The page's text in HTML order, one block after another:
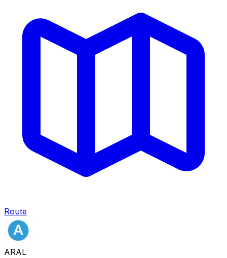
Route
ARAL